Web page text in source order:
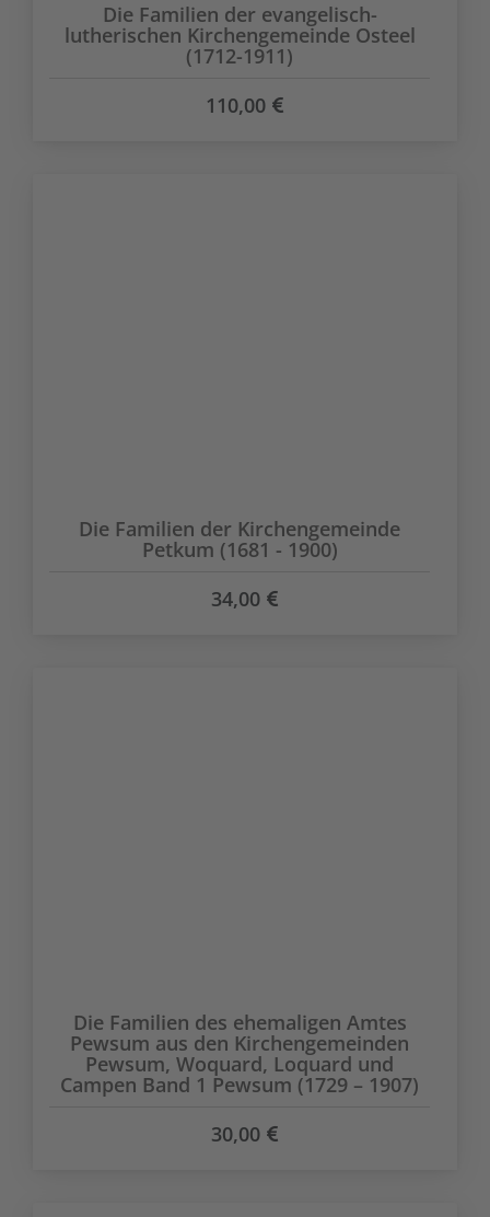
Die Familien der evangelisch-
lutherischen Kirchengemeinde Osteel
(1712-1911)
110,00
Die Familien der Kirchengemeinde
Petkum (1681 - 1900)
34,00
Die Familien des ehemaligen Amtes
Pewsum aus den Kirchengemeinden
Pewsum, Woquard, Loquard und
Campen Band 1 Pewsum (1729 – 1907)
30,00